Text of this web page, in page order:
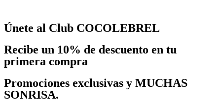
Únete al Club COCOLEBREL
Recibe un 10% de descuento en tu
primera compra
Promociones exclusivas y MUCHAS
SONRISA.